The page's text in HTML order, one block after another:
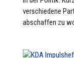
verschiedene
abschaffen zu